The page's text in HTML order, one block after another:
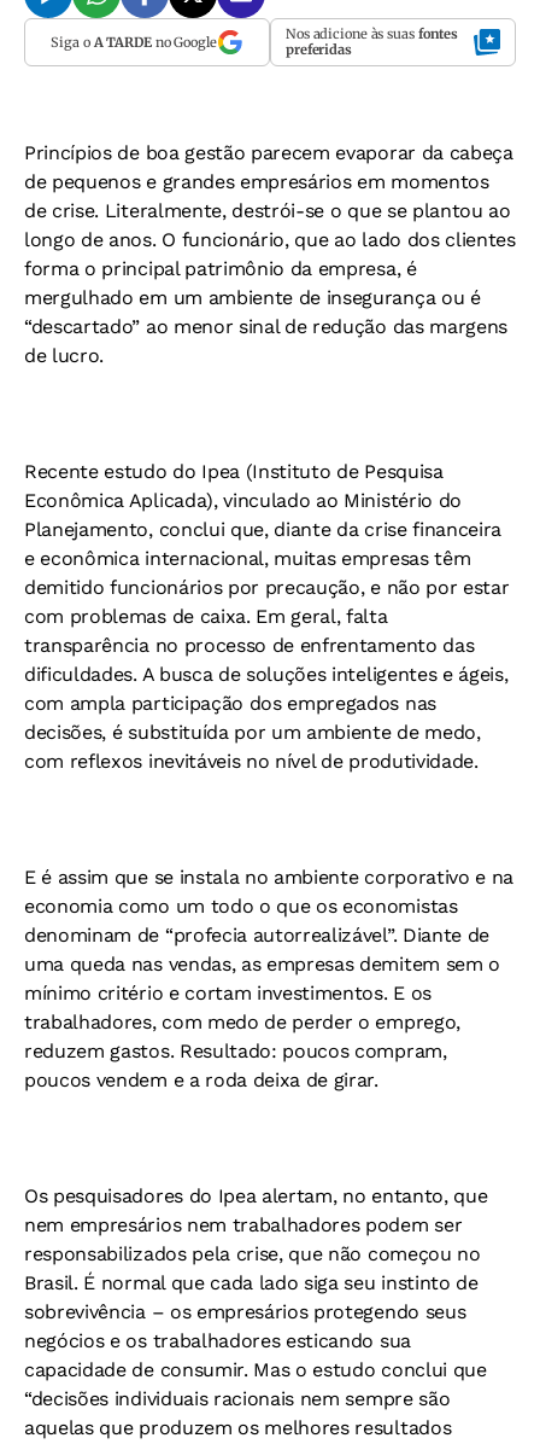
Siga o A TARDEno Google Nos adicione às suas fontes
preferidas
Princípios de boa gestão parecem evaporar da cabeça
de pequenos e grandes empresários em momentos
de crise. Literalmente, destrói-se o que se plantou ao
longo de anos. O funcionário, que ao lado dos clientes
forma o principal patrimônio da empresa, é
mergulhado em um ambiente de insegurança ou é
“descartado” ao menor sinal de redução das margens
de lucro.
Recente estudo do Ipea (Instituto de Pesquisa
Econômica Aplicada), vinculado ao Ministério do
Planejamento, conclui que, diante da crise financeira
e econômica internacional, muitas empresas têm
demitido funcionários por precaução, e não por estar
com problemas de caixa. Em geral, falta
transparência no processo de enfrentamento das
dificuldades. A busca de soluções inteligentes e ágeis,
com ampla participação dos empregados nas
decisões, é substituída por um ambiente de medo,
com reflexos inevitáveis no nível de produtividade.
E é assim que se instala no ambiente corporativo e na
economia como um todo o que os economistas
denominam de “profecia autorrealizável”. Diante de
uma queda nas vendas, as empresas demitem sem o
mínimo critério e cortam investimentos. E os
trabalhadores, com medo de perder o emprego,
reduzem gastos. Resultado: poucos compram,
poucos vendem e a roda deixa de girar.
Os pesquisadores do Ipea alertam, no entanto, que
nem empresários nem trabalhadores podem ser
responsabilizados pela crise, que não começou no
Brasil. É normal que cada lado siga seu instinto de
sobrevivência – os empresários protegendo seus
negócios e os trabalhadores esticando sua
capacidade de consumir. Mas o estudo conclui que
“decisões individuais racionais nem sempre são
aquelas que produzem os melhores resultados